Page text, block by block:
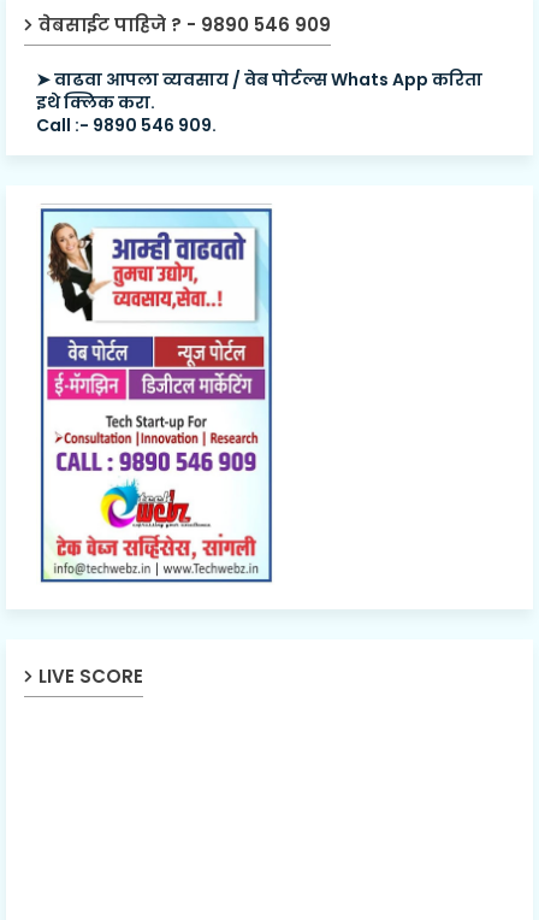
वेबसाईट पाहिजे ? - 9890 546 909
➤ वाढवा आपला व्यवसाय / वेब पोर्टल्स Whats App करिता
इथे क्लिक करा.
Call :- 9890 546 909.
LIVE SCORE